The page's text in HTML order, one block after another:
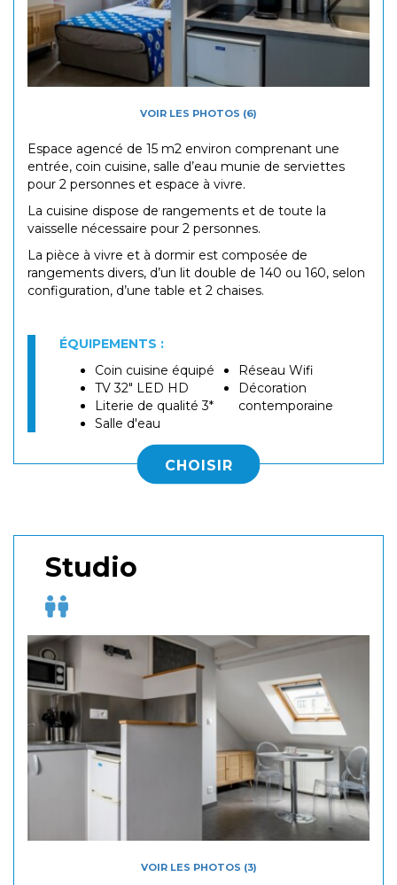
VOIR LES PHOTOS (6)
Espace agencé de 15 m2 environ comprenant une
entrée, coin cuisine, salle d’eau munie de serviettes
pour 2 personnes et espace à vivre.
La cuisine dispose de rangements et de toute la
vaisselle nécessaire pour 2 personnes.
La pièce à vivre et à dormir est composée de
rangements divers, d’un lit double de 140 ou 160, selon
configuration, d’une table et 2 chaises.
ÉQUIPEMENTS :
Coin cuisine équipé
TV 32" LED HD
Literie de qualité 3*
Salle d'eau
Réseau Wifi
Décoration
contemporaine
CHOISIR
Studio
VOIR LES PHOTOS (3)